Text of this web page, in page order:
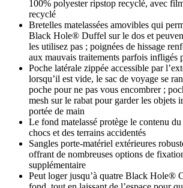
100% polyester ripstop recyclé, avec
recyclé
Bretelles matelassées amovibles qui
Black Hole® Duffel sur le dos et
les utilisez pas ; poignées de hissage
aux mauvais traitements parfois infligés
Poche latérale zippée accessible par
lorsqu’il est vide, le sac de voyage se
poche pour ne pas vous encombrer ;
mesh sur le rabat pour garder les objets
portée de main
Le fond matelassé protège le contenu
chocs et des terrains accidentés
Sangles porte-matériel extérieures
offrant de nombreuses options de
supplémentaire
Peut loger jusqu’à quatre Black Hole®